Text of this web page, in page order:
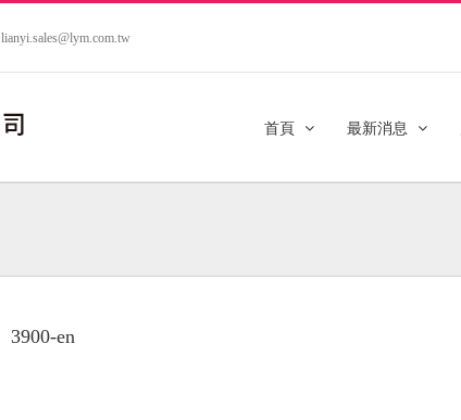
lianyi.sales@lym.com.tw
首頁 最新消息
3900-en